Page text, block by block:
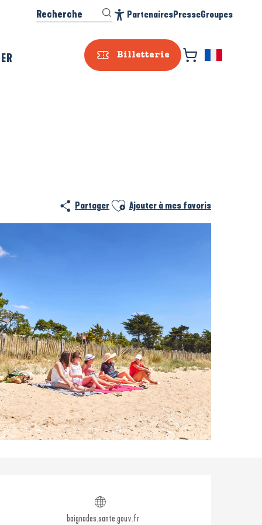
Billetterie
Recherche PartenairesPresseGroupes
Partager Ajouter aux favoris
Ajouter à mes favoris
Ouverture et
baignades.sante.gouv.fr